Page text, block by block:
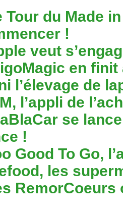
Tour du Made
!
veut
en
l’élevage de
l’appli de
se
!
Good To Go,
les
RemorCoeurs